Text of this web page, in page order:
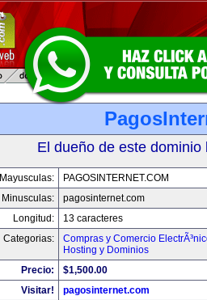
El dueño de este
Mayusculas:
PAGOSINTERNET.COM
Minusculas:
pagosinternet.com
Longitud:
13 caracteres
Categorias:
Compras y Comercio
Hosting y Dominios
Precio:
$1,500.00
Visitar!
pagosinternet.com